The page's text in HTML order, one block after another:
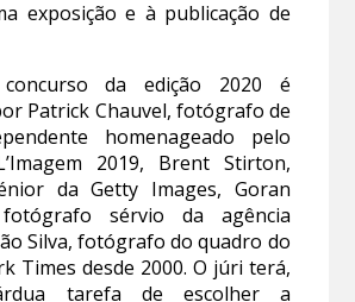
exposição e à publicação de
da edição 2020 é
Patrick Chauvel, fotógrafo de
homenageado pelo
2019, Brent Stirton,
da Getty Images, Goran
fotógrafo sérvio da agência
Silva, fotógrafo do quadro do
Times desde 2000. O júri terá,
tarefa de escolher a